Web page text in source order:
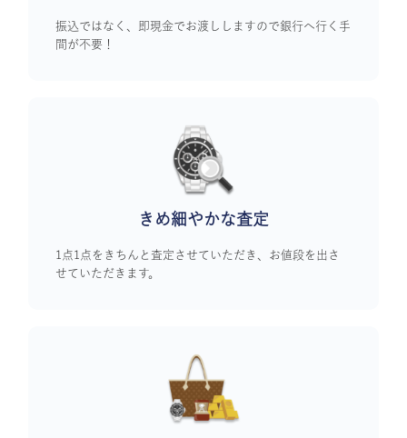
振込ではなく、即現金でお渡ししますので銀行へ行く手
間が不要！
きめ細やかな査定
1点1点をきちんと査定させていただき、お値段を出さ
せていただきます。